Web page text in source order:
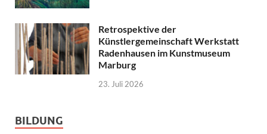
Retrospektive der
Künstlergemeinschaft Werkstatt
Radenhausen im Kunstmuseum
Marburg
23. Juli 2026
BILDUNG